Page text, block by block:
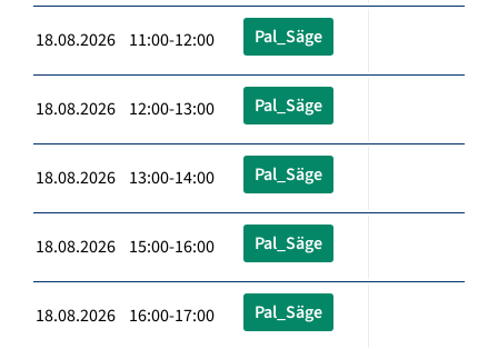
18.08.2026 11:00-12:00 Pal_Säge
18.08.2026 12:00-13:00 Pal_Säge
18.08.2026 13:00-14:00 Pal_Säge
18.08.2026 15:00-16:00 Pal_Säge
18.08.2026 16:00-17:00 Pal_Säge